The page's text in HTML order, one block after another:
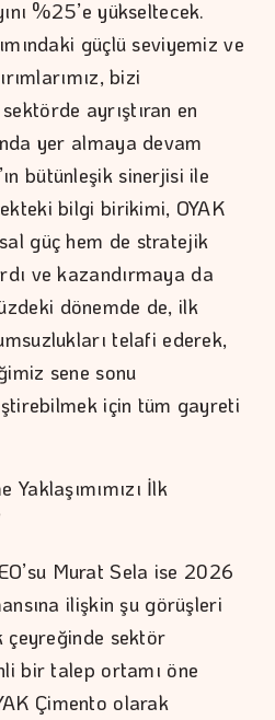
%25’e yükseltecek.
güçlü seviyemiz ve
bizi
ayrıştıran en
yer almaya devam
bütünleşik sinerjisi ile
bilgi birikimi, OYAK
güç hem de stratejik
ve kazandırmaya da
dönemde de, ilk
telafi ederek,
sene sonu
için tüm gayreti
İlk
Murat Sela ise 2026
ilişkin şu görüşleri
çeyreğinde sektör
bir talep ortamı öne
Çimento olarak